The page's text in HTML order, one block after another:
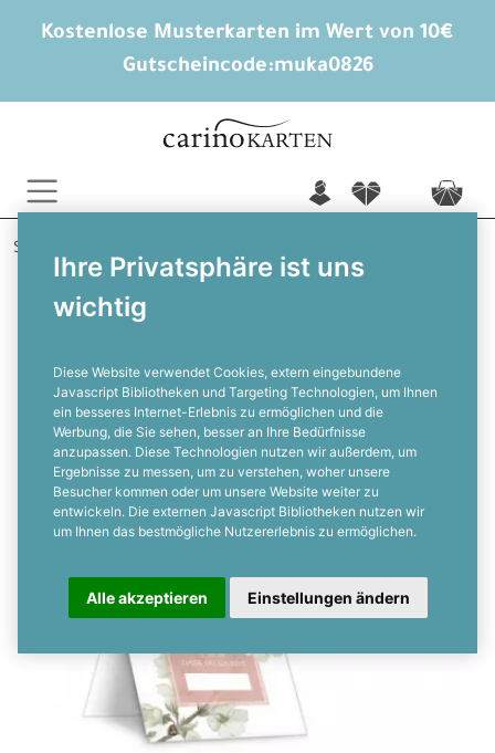
Kostenlose Musterkarten im Wert von 10€
Gutscheincode:muka0826
Ihre Privatsphäre ist uns
wichtig
Diese Website verwendet Cookies, extern eingebundene
Javascript Bibliotheken und Targeting Technologien, um Ihnen
ein besseres Internet-Erlebnis zu ermöglichen und die
Werbung, die Sie sehen, besser an Ihre Bedürfnisse
anzupassen. Diese Technologien nutzen wir außerdem, um
Ergebnisse zu messen, um zu verstehen, woher unsere
Besucher kommen oder um unsere Website weiter zu
entwickeln. Die externen Javascript Bibliotheken nutzen wir
um Ihnen das bestmögliche Nutzererlebnis zu ermöglichen.
Alle akzeptieren Einstellungen ändern
n f c
Startseite
Allie und Bobby
Tischkarte für die Hochzeit mit
Beschriften